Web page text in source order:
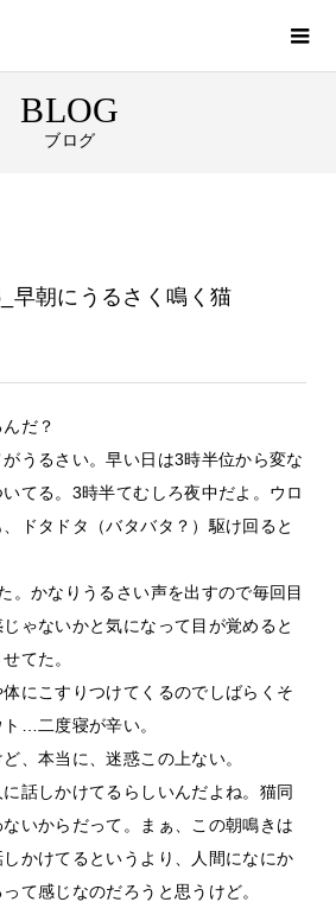
BLOG
ブログ
早朝にうるさく鳴く猫
だ？
うるさい。早い日は3時半位から変な
てる。3時半てむしろ夜中だよ。ウロ
ドタドタ（バタバタ？）駆け回ると
。かなりうるさい声を出すので毎回目
ゃないかと気になって目が覚めると
てた。
にこすりつけてくるのでしばらくそ
…二度寝が辛い。
、本当に、迷惑この上ない。
話しかけてるらしいんだよね。猫同
いからだって。まぁ、この朝鳴きは
かけてるというより、人間になにか
て感じなのだろうと思うけど。